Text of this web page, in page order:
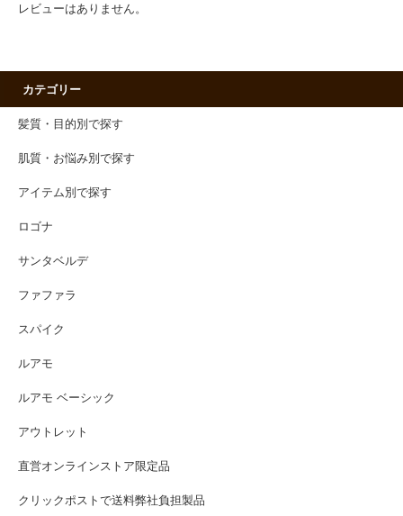
レビューはありません。
カテゴリー
髪質・目的別で探す
肌質・お悩み別で探す
アイテム別で探す
ロゴナ
サンタベルデ
ファファラ
スパイク
ルアモ
ルアモ ベーシック
アウトレット
直営オンラインストア限定品
クリックポストで送料弊社負担製品